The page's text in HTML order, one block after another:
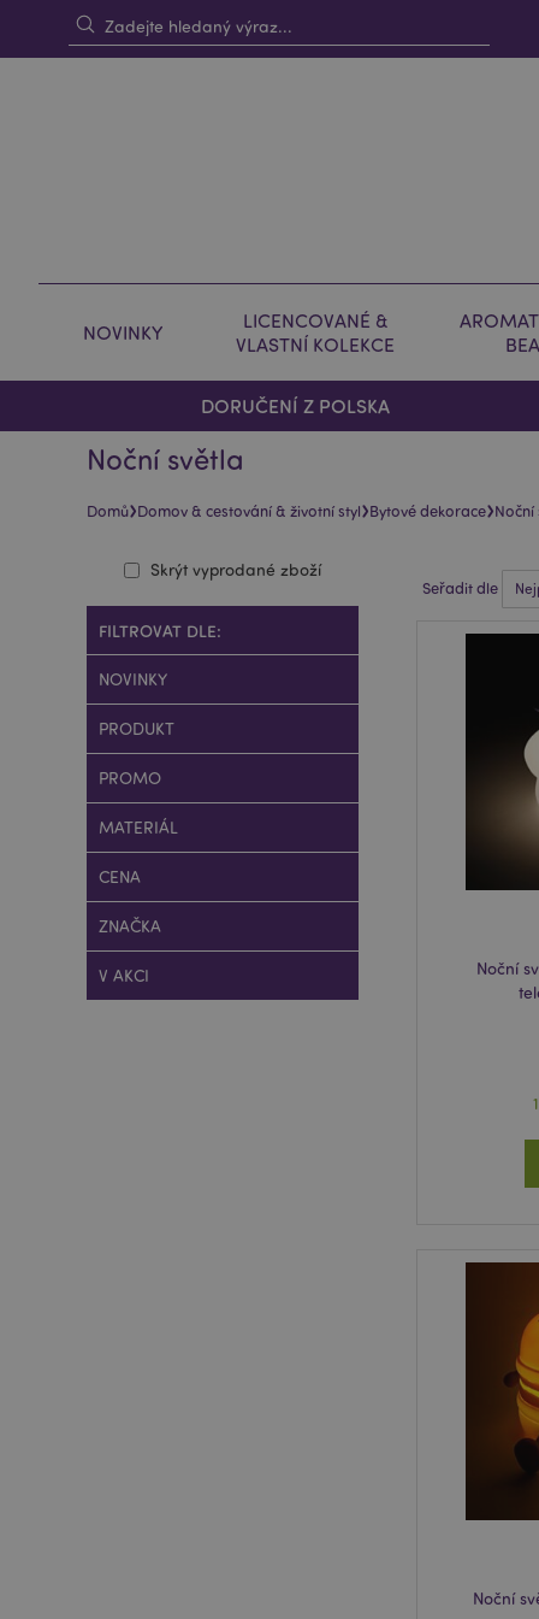
NOVINKY
LICENCOVANÉ &
VLASTNÍ KOLEKCE
DORUČENÍ Z POLSKA
Noční světla
Domů›Domov & cestování & životní styl›Bytové dekorace›Noční
Seřadit dle
Noční
Noční
Skrýt vyprodané zboží
FILTROVAT DLE:
NOVINKY
PRODUKT
PROMO
MATERIÁL
CENA
ZNAČKA
V AKCI